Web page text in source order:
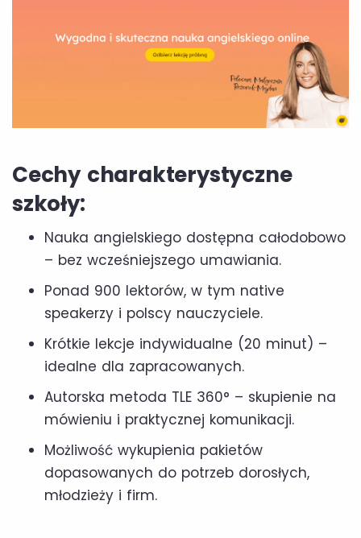
Cechy charakterystyczne
szkoły:
Nauka angielskiego dostępna całodobowo
– bez wcześniejszego umawiania.
Ponad 900 lektorów, w tym native
speakerzy i polscy nauczyciele.
Krótkie lekcje indywidualne (20 minut) –
idealne dla zapracowanych.
Autorska metoda TLE 360° – skupienie na
mówieniu i praktycznej komunikacji.
Możliwość wykupienia pakietów
dopasowanych do potrzeb dorosłych,
młodzieży i firm.